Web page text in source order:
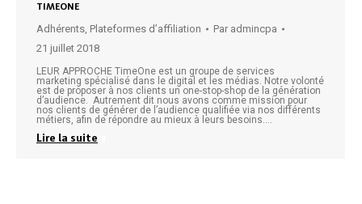
TIMEONE
Adhérents, Plateformes d’affiliation Par admincpa
21 juillet 2018
LEUR APPROCHE TimeOne est un groupe de services
marketing spécialisé dans le digital et les médias. Notre volonté
est de proposer à nos clients un one-stop-shop de la génération
d’audience. Autrement dit nous avons comme mission pour
nos clients de générer de l’audience qualifiée via nos différents
métiers, afin de répondre au mieux à leurs besoins.…
Lire la suite